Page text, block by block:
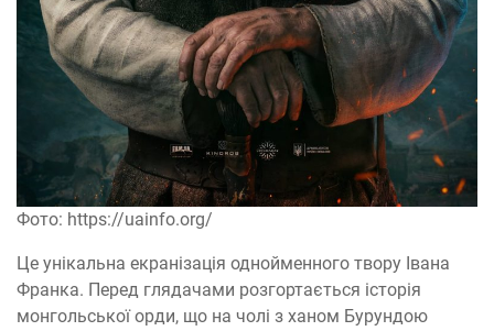
Фото: https://uainfo.org/
Це унікальна екранізація однойменного твору Івана
Франка. Перед глядачами розгортається історія
монгольської орди, що на чолі з ханом Бурундою